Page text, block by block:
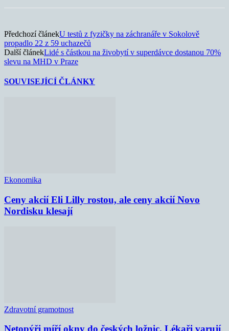
Předchozí článekU testů z fyzičky na záchranáře v Sokolově
propadlo 22 z 59 uchazečů
Další článekLidé s částkou na živobytí v superdávce dostanou 70%
slevu na MHD v Praze
SOUVISEJÍCÍ ČLÁNKY
Ekonomika
Ceny akcií Eli Lilly rostou, ale ceny akcií Novo
Nordisku klesají
Zdravotní gramotnost